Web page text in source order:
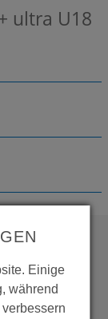
ultra U18
Einige
während